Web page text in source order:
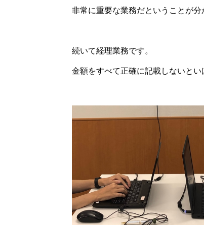
非常に重要な業務だということが分
続いて経理業務です。
金額をすべて正確に記載しないと